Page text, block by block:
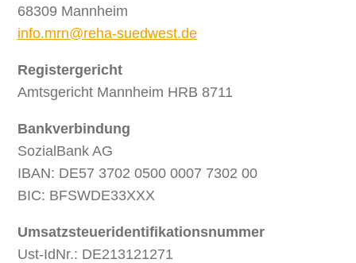
68309 Mannheim
info.mrn@reha-suedwest.de
Registergericht
Amtsgericht Mannheim HRB 8711
Bankverbindung
SozialBank AG
IBAN: DE57 3702 0500 0007 7302 00
BIC: BFSWDE33XXX
Umsatzsteueridentifikationsnummer
Ust-IdNr.: DE213121271